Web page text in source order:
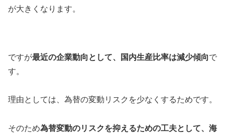
が大きくなります。
ですが最近の企業動向として、国内生産比率は減少傾向で
す。
理由としては、為替の変動リスクを少なくするためです。
そのため為替変動のリスクを抑えるための工夫として、海